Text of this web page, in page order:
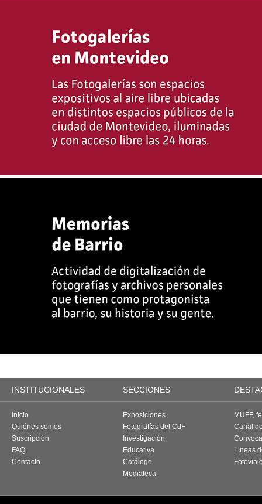
INSTITUCIONALES SECCIONES
Inicio
Quiénes somos
Suscripción
FAQ
Contacto
Exposiciones
Fotografías del CdF
Investigación
Educativa
Catálogo
Mediateca
MUFF,
Canal
Líneas